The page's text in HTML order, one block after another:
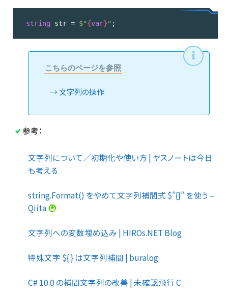
string str = $"{var}" ;
こちらのページを参照
文字列の操作
参考：
文字列について／初期化や使い方 | ヤスノートは今日
も考える
string.Format() をやめて文字列補間式 $”{}” を使う –
Qiita
文字列への変数埋め込み | HIROs.NET Blog
特殊文字 ${ } は文字列補間 | buralog
C# 10.0 の補間文字列の改善 | 未確認飛行 C